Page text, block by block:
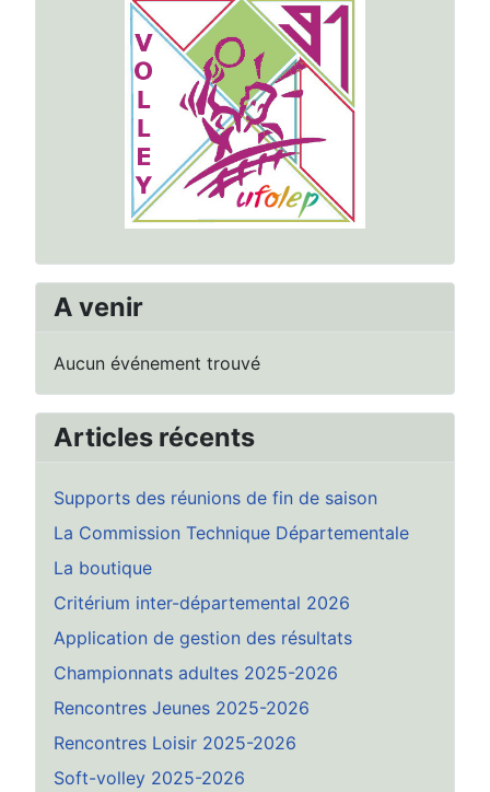
A venir
Aucun événement trouvé
Articles récents
Supports des réunions de fin de saison
La Commission Technique Départementale
La boutique
Critérium inter-départemental 2026
Application de gestion des résultats
Championnats adultes 2025-2026
Rencontres Jeunes 2025-2026
Rencontres Loisir 2025-2026
Soft-volley 2025-2026